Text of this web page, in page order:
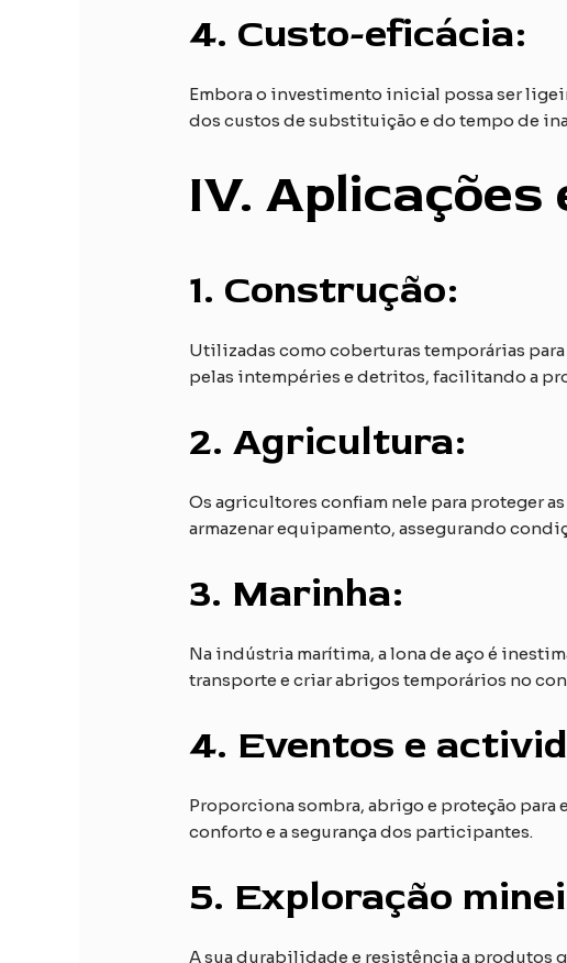
4. Custo-eficácia:
Embora o investimento inicial possa ser
dos custos de substituição e do tempo de
IV.
1. Construção:
Utilizadas como coberturas temporárias
pelas intempéries e detritos, facilitando a
2.Agricultura:
Os agricultores confiam nele para proteger
armazenar equipamento, assegurando
3. Marinha:
Na indústria marítima, a lona de aço é
transporte e criar abrigos temporários no
4. Eventos e
Proporciona sombra, abrigo e proteção para
conforto e a segurança dos participantes.
5. Exploração
A sua durabilidade e resistência a produtos